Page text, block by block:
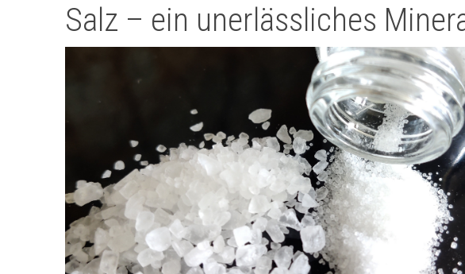
Salz – ein unerlässliches